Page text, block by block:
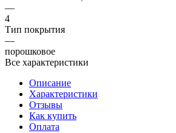
—
4
Тип покрытия
—
порошковое
Все характеристики
Описание
Характеристики
Отзывы
Как купить
Оплата